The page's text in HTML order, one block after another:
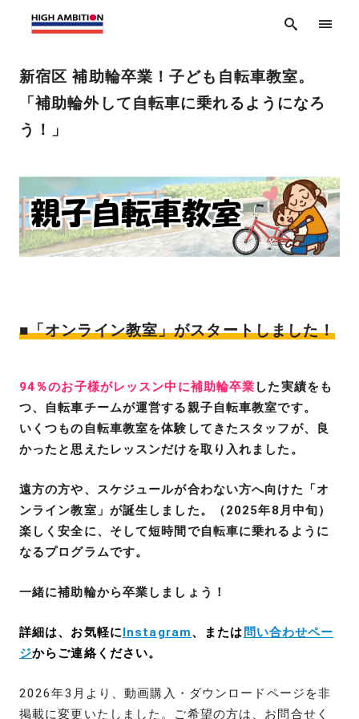
新宿区 補助輪卒業！子ども自転車教室。
「補助輪外して自転車に乗れるようになろ
う！」
■「オンライン教室」がスタートしました！
94％のお子様がレッスン中に補助輪卒業 した実績をも
つ、自転車チームが運営する親子自転車教室です。
いくつもの自転車教室を体験してきたスタッフが、良
かったと思えたレッスンだけを取り入れました。
遠方の方や、スケジュールが合わない方へ向けた「オ
ンライン教室」が誕生しました。（2025年8月中旬）
楽しく安全に、そして短時間で自転車に乗れるように
なるプログラムです。
一緒に補助輪から卒業しましょう！
詳細は、お気軽にInstagram、または 問い合わせペー
ジからご連絡ください。
2026年3月より、動画購入・ダウンロードページを非
掲載に変更いたしました。ご希望の方は、お問合せく